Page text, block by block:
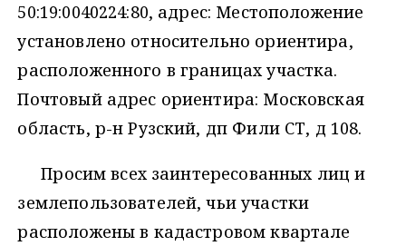
50:19:0040224:80, адрес: Местоположение
установлено относительно ориентира,
расположенного в границах участка.
Почтовый адрес ориентира: Московская
область, р-н Рузский, дп Фили СТ, д 108.
Просим всех заинтересованных лиц и
землепользователей, чьи участки
расположены в кадастровом квартале